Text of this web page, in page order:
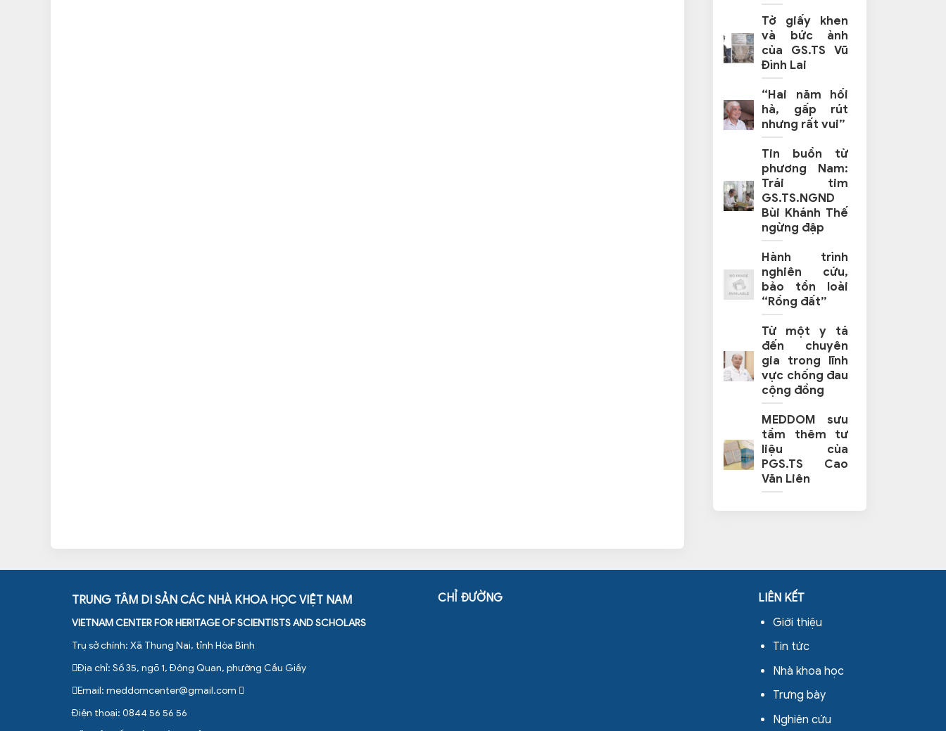
Tờ giấy khen
và bức ảnh
của GS.TS Vũ
Đình Lai
“Hai năm hối
hả, gấp rút
nhưng rất vui”
Tin buồn từ
phương Nam:
Trái tim
GS.TS.NGND
Bùi Khánh Thế
ngừng đập
Hành trình
nghiên cứu,
bảo tồn loài
“Rồng đất”
Từ một y tá
đến chuyên
gia trong lĩnh
vực chống đau
cộng đồng
MEDDOM sưu
tầm thêm tư
liệu của
PGS.TS Cao
Văn Liên
TRUNG TÂM DI SẢN CÁC NHÀ KHOA HỌC VIỆT NAM
VIETNAM CENTER FOR HERITAGE OF SCIENTISTS AND SCHOLARS
Trụ sở chính: Xã Thung Nai, tỉnh Hòa Bình
Địa chỉ: Số 35, ngõ 1, Đông Quan, phường Cầu Giấy
Email: meddomcenter@gmail.com
Điện thoại: 0844 56 56 56
CHỈ ĐƯỜNG
LIÊN KẾT
Giới thiệu
Tin tức
Nhà khoa học
Trưng bày
Nghiên cứu